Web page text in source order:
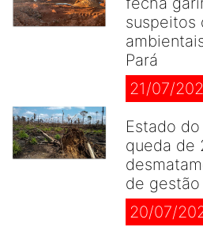
suspeitos
Pará
21/07/
Estado
queda de
de
20/07/